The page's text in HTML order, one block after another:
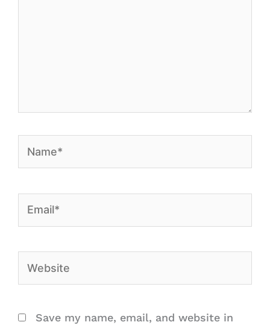
Save my name, email, and website in